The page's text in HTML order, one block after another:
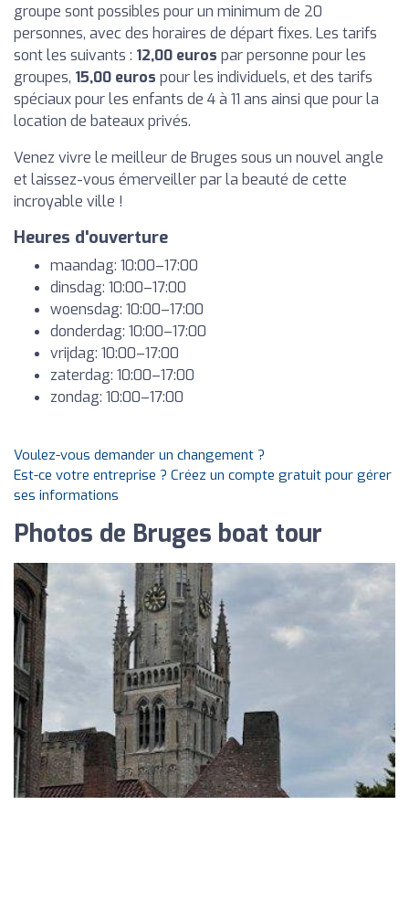
groupe sont possibles pour un minimum de 20
personnes, avec des horaires de départ fixes. Les tarifs
sont les suivants : 12,00 euros par personne pour les
groupes, 15,00 euros pour les individuels, et des tarifs
spéciaux pour les enfants de 4 à 11 ans ainsi que pour la
location de bateaux privés.
Venez vivre le meilleur de Bruges sous un nouvel angle
et laissez-vous émerveiller par la beauté de cette
incroyable ville !
Heures d'ouverture
maandag: 10:00–17:00
dinsdag: 10:00–17:00
woensdag: 10:00–17:00
donderdag: 10:00–17:00
vrijdag: 10:00–17:00
zaterdag: 10:00–17:00
zondag: 10:00–17:00
Voulez-vous demander un changement ?
Est-ce votre entreprise ? Créez un compte gratuit pour gérer
ses informations
Photos de Bruges boat tour